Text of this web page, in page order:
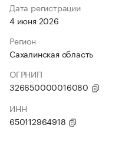
Дата регистрации
4 июня 2026
Регион
Сахалинская область
ОГРНИП
326650000016080
ИНН
650112964918